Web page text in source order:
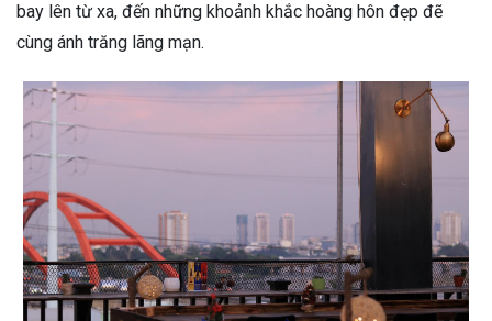
bay lên từ xa, đến những khoảnh khắc hoàng hôn đẹp đẽ
cùng ánh trăng lãng mạn.